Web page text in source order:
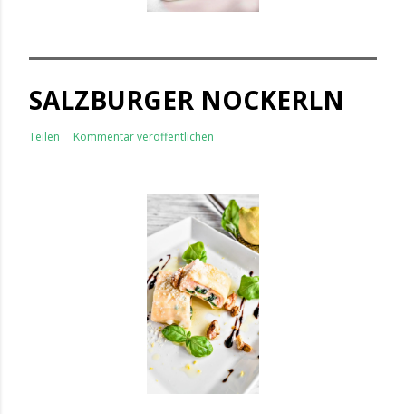
SALZBURGER NOCKERLN
Teilen Kommentar veröffentlichen